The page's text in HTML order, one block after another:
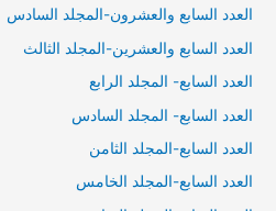
العدد السابع والعشرون-المجلد السادس
العدد السابع والعشرين-المجلد الثالث
العدد السابع- المجلد الرابع
العدد السابع- المجلد السادس
العدد السابع-المجلد الثامن
العدد السابع-المجلد الخامس